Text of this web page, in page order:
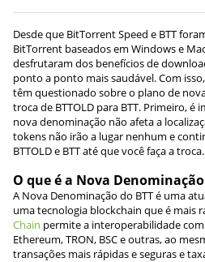
Desde que BitTorrent Speed e BTT
BitTorrent baseados em Windows e
desfrutaram dos benefícios de
ponto a ponto mais saudável. Com
têm questionado sobre o plano de
troca de BTTOLD para BTT. Primeiro,
nova denominação não afeta a
tokens não irão a lugar nenhum e
BTTOLD e BTT até que você faça a troca.
O que é a Nova Denominação
A Nova Denominação do BTT é uma
uma tecnologia blockchain que é mais
Chain permite a interoperabilidade
Ethereum, TRON, BSC e outras, ao
transações mais rápidas e seguras e